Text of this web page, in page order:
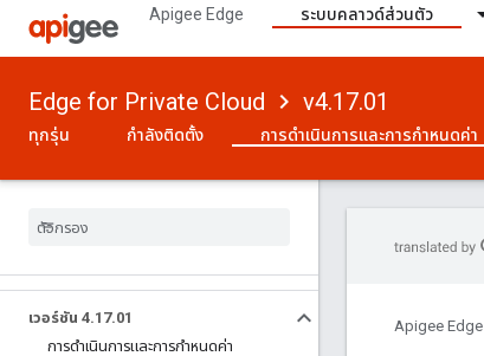
Apigee Edge ระบบคลาวด์ส่วนตัว
Edge for Private Cloud v4.17.01
ทุกรุ่น กำลังติดตั้ง การดําเนินการและการกําหนดค่า
เวอร์ชัน 4.17.01
การดําเนินการและการกําหนดค่า
Apigee Edge